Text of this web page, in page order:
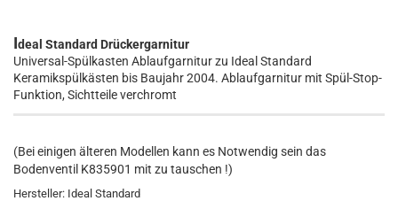
Ideal Standard Drückergarnitur
Universal-Spülkasten Ablaufgarnitur zu Ideal Standard
Keramikspülkästen bis Baujahr 2004. Ablaufgarnitur mit Spül-Stop-
Funktion, Sichtteile verchromt
(Bei einigen älteren Modellen kann es Notwendig sein das
Bodenventil K835901 mit zu tauschen !)
Hersteller: Ideal Standard